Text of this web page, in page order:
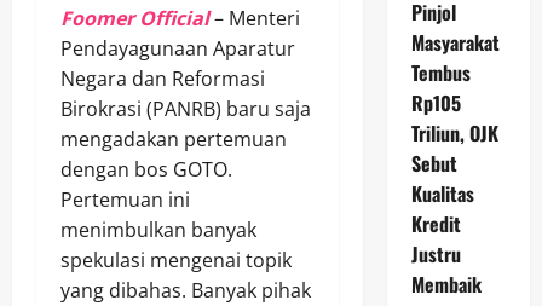
Foomer Official– Menteri
Pendayagunaan Aparatur
Negara dan Reformasi
Birokrasi (PANRB) baru saja
mengadakan pertemuan
dengan bos GOTO.
Pertemuan ini
menimbulkan banyak
spekulasi mengenai topik
yang dibahas. Banyak pihak
Pinjol
Masyarakat
Tembus
Rp105
Triliun, OJK
Sebut
Kualitas
Kredit
Justru
Membaik